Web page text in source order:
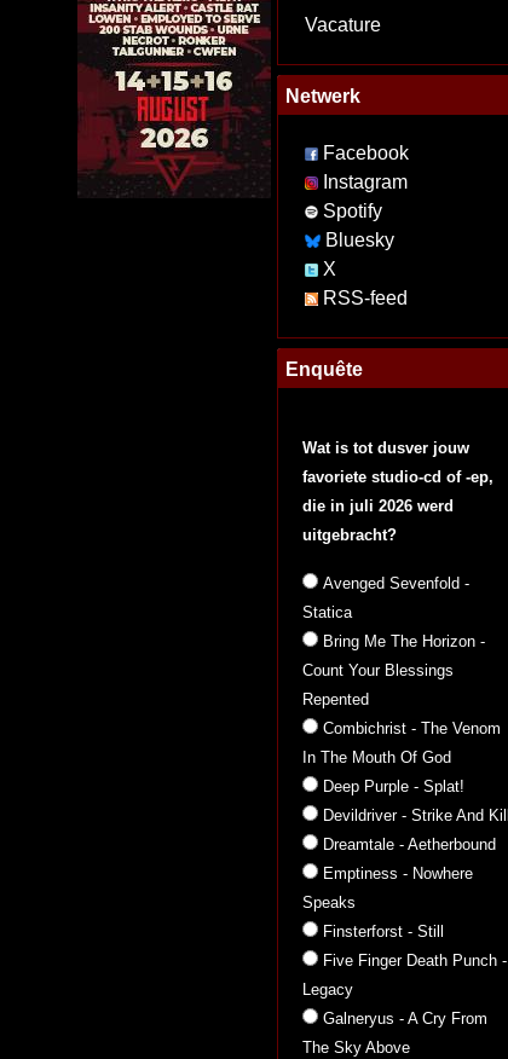
Vacature
Netwerk
Facebook
Instagram
Spotify
Bluesky
X
RSS-feed
Enquête
Wat is tot dusver jouw
favoriete studio-cd of -ep,
die in juli 2026 werd
uitgebracht?
Avenged Sevenfold -
Statica
Bring Me The Horizon -
Count Your Blessings
Repented
Combichrist - The Venom
In The Mouth Of God
Deep Purple - Splat!
Devildriver - Strike And Kill
Dreamtale - Aetherbound
Emptiness - Nowhere
Speaks
Finsterforst - Still
Five Finger Death Punch -
Legacy
Galneryus - A Cry From
The Sky Above